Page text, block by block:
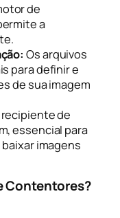
de
a
Os arquivos
para definir e
de sua imagem
de
essencial para
imagens
Contentores?